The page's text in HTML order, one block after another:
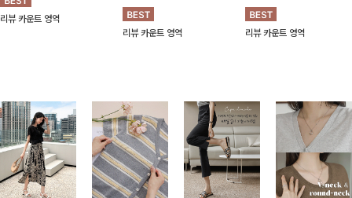
게 커버해주고, 편안한 착용감
까지 더해 손이 자주 가는 데일
리뷰 카운트 영역
잔한 링클 텍스처 소재와 편안
한 허리밴딩으로 하루 종일 산
뜻하고 쾌적하게 즐겨보세요!
리뷰 카운트 영역
걸을 때마다 살랑이는 핏으로
데일리룩부터 데이트룩까지 화
사하게 즐기기 좋은 아이템이
리뷰 카운트 영역